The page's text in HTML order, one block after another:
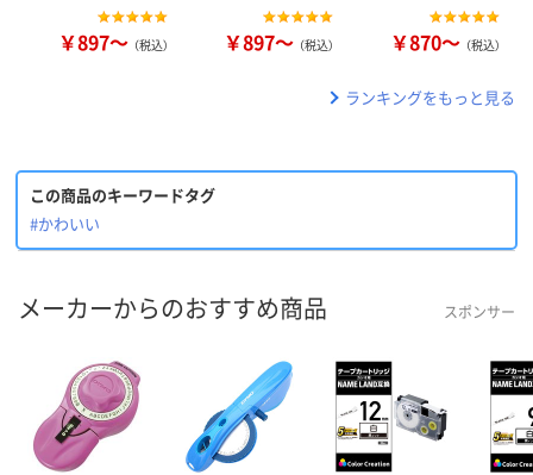
￥897～ （税込） ￥897～ （税込） ￥870～ （税込）
ランキングをもっと見る
この商品のキーワードタグ
#かわいい
メーカーからのおすすめ商品 スポンサー